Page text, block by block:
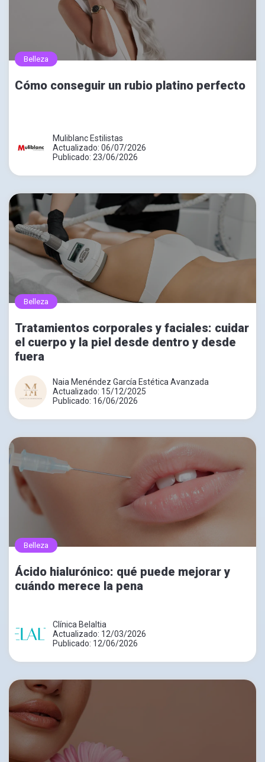
Belleza
Cómo conseguir un rubio platino perfecto
Muliblanc Estilistas
Actualizado: 06/07/2026
Publicado: 23/06/2026
Belleza
Tratamientos corporales y faciales: cuidar
el cuerpo y la piel desde dentro y desde
fuera
Naia Menéndez García Estética Avanzada
Actualizado: 15/12/2025
Publicado: 16/06/2026
Belleza
Ácido hialurónico: qué puede mejorar y
cuándo merece la pena
Clínica Belaltia
Actualizado: 12/03/2026
Publicado: 12/06/2026